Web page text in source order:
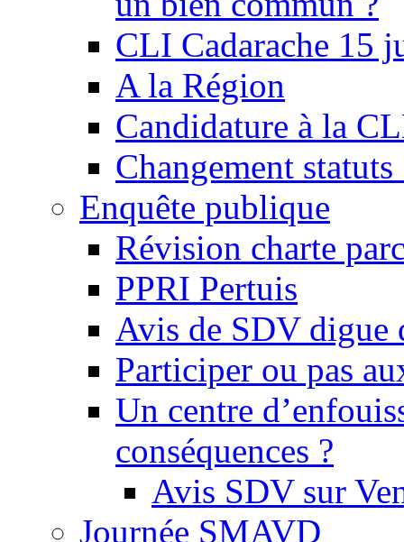
CLI Cadarache 15
A la Région
Candidature à la
Changement
Enquête publique
Révision charte
PPRI Pertuis
Avis de SDV digue
Participer ou pas
Un centre
conséquences ?
Avis SDV sur
Journée SMAVD